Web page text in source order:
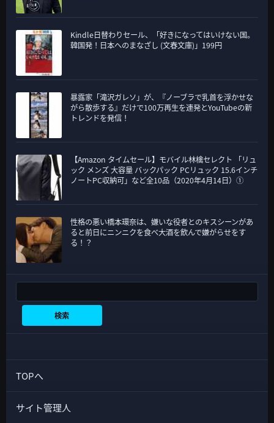
Kindle日替わりセール、「好きになってはいけない国。
韓国発！日本へのまなざし (文春文庫)」199円
暴露家「滝沢ガレソ」が、『ノーブラで乳首を浮かせな
がら散歩する』だけで100万再生を連発とYouTubeの新
トレンドを発信！
【Amazon タイムセール】モバイル林檎セレクト 「リュ
ック メンズ 大容量 バックパック PCリュック 15.6インチ
ノートPC収納可」など全10品（2020年4月14日）①
性格の悪い橋本環奈は、嫌いな役者とのキスシーンがあ
ると前日にニンニクを食べ大酒を飲んで嫌がらせをす
る！？
検索
TOPへ
サイト管理人